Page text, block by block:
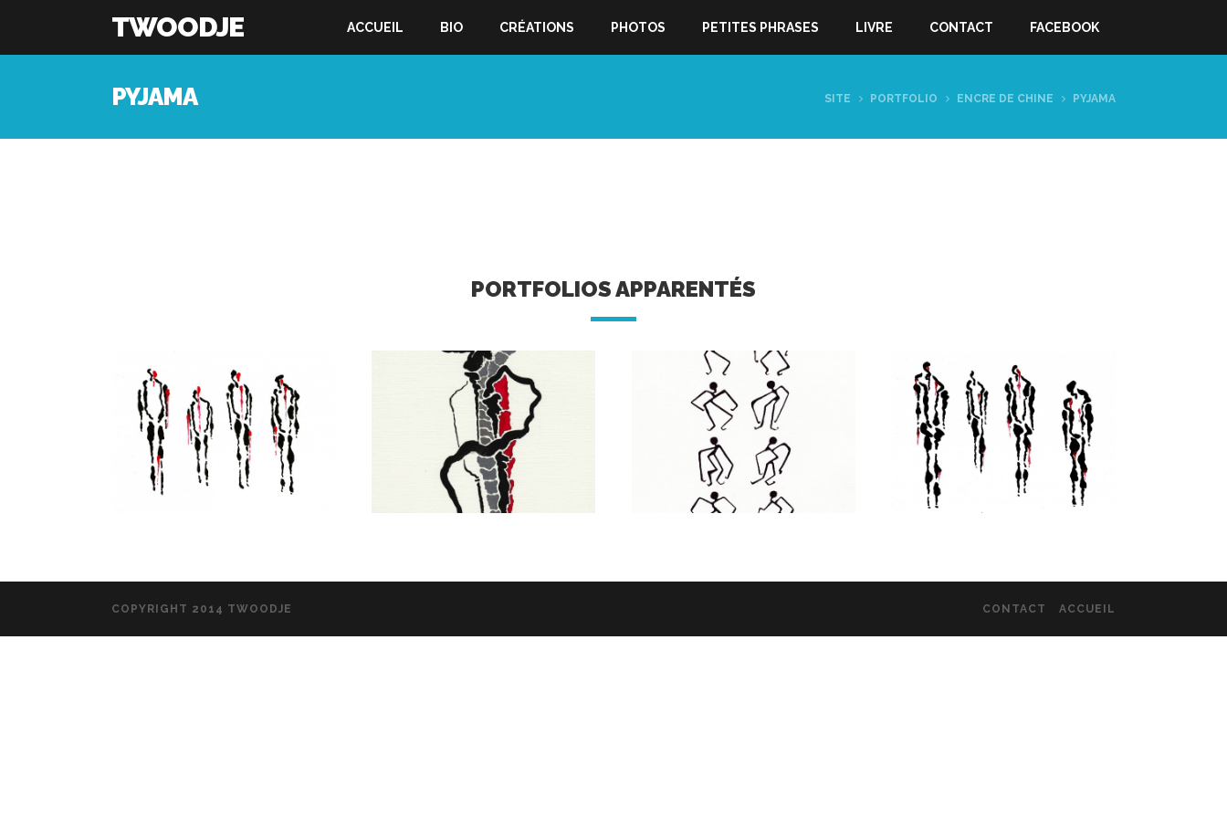
TWOODJE ACCUEIL BIO CRÉATIONS PHOTOS PETITES PHRASES LIVRE CONTACT FACEBOOK
PYJAMA SITE PORTFOLIO ENCRE DE CHINE PYJAMA
PORTFOLIOS APPARENTÉS
COPYRIGHT 2014 TWOODJE CONTACT ACCUEIL